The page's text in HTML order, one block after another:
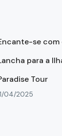
se com
para a
Tour
04/2025